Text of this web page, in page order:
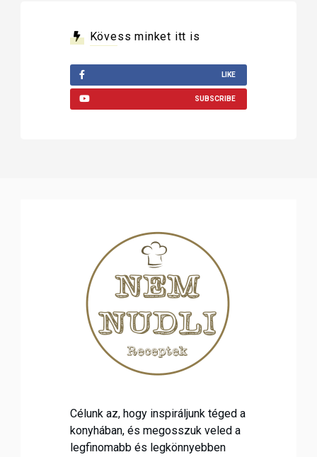
Kövess minket itt is
LIKE
SUBSCRIBE
Célunk az, hogy inspiráljunk téged a
konyhában, és megosszuk veled a
legfinomabb és legkönnyebben